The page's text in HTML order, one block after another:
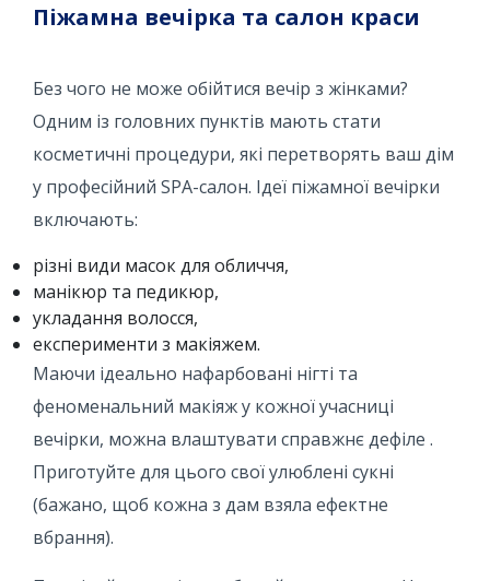
Піжамна вечірка та салон краси
Без чого не може обійтися вечір з жінками?
Одним із головних пунктів мають стати
косметичні процедури, які перетворять ваш дім
у професійний SPA-салон. Ідеї ​​піжамної вечірки
включають:
різні види масок для обличчя,
манікюр та педикюр,
укладання волосся,
експерименти з макіяжем.
Маючи ідеально нафарбовані нігті та
феноменальний макіяж у кожної учасниці
вечірки, можна влаштувати справжнє дефіле .
Приготуйте для цього свої улюблені сукні
(бажано, щоб кожна з дам взяла ефектне
вбрання).